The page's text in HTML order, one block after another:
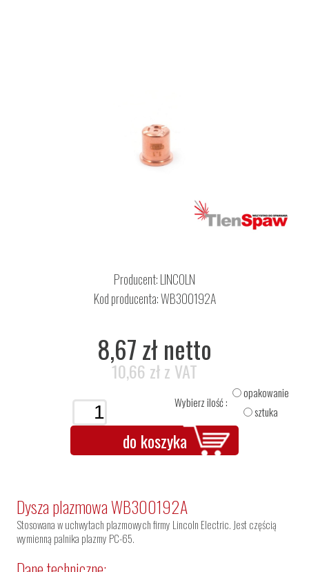
Producent:LINCOLN
Kod producenta: WB300192A
8,67 zł netto
10,66 zł z VAT
Wybierz ilość :
opakowanie
sztuka
do koszyka
Dysza plazmowa WB300192A
Stosowana w uchwytach plazmowych firmy Lincoln Electric. Jest częścią
wymienną palnika plazmy PC-65.